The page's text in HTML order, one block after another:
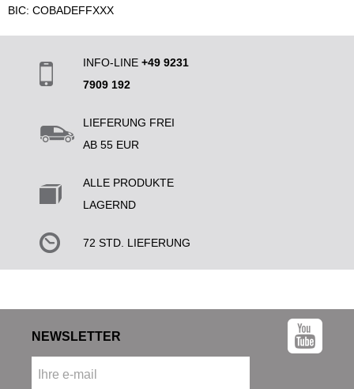
BIC: COBADEFFXXX
INFO-LINE +49 9231
7909 192
LIEFERUNG FREI
AB 55 EUR
ALLE PRODUKTE
LAGERND
72 STD. LIEFERUNG
NEWSLETTER